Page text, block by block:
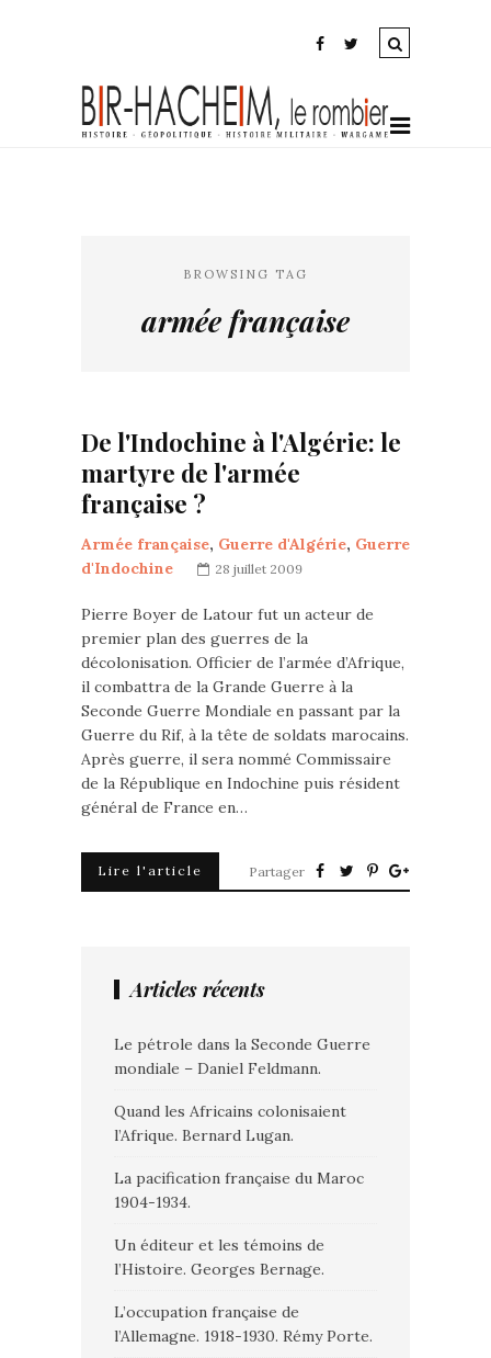
BROWSING TAG
armée française
De l'Indochine à l'Algérie: le
martyre de l'armée
française ?
Armée française, Guerre d'Algérie, Guerre
d'Indochine
28 juillet 2009
Pierre Boyer de Latour fut un acteur de
premier plan des guerres de la
décolonisation. Officier de l’armée d’Afrique,
il combattra de la Grande Guerre à la
Seconde Guerre Mondiale en passant par la
Guerre du Rif, à la tête de soldats marocains.
Après guerre, il sera nommé Commissaire
de la République en Indochine puis résident
général de France en…
Lire l'article Partager
Articles récents
Le pétrole dans la Seconde Guerre
mondiale – Daniel Feldmann.
Quand les Africains colonisaient
l’Afrique. Bernard Lugan.
La pacification française du Maroc
1904-1934.
Un éditeur et les témoins de
l’Histoire. Georges Bernage.
L’occupation française de
l’Allemagne. 1918-1930. Rémy Porte.